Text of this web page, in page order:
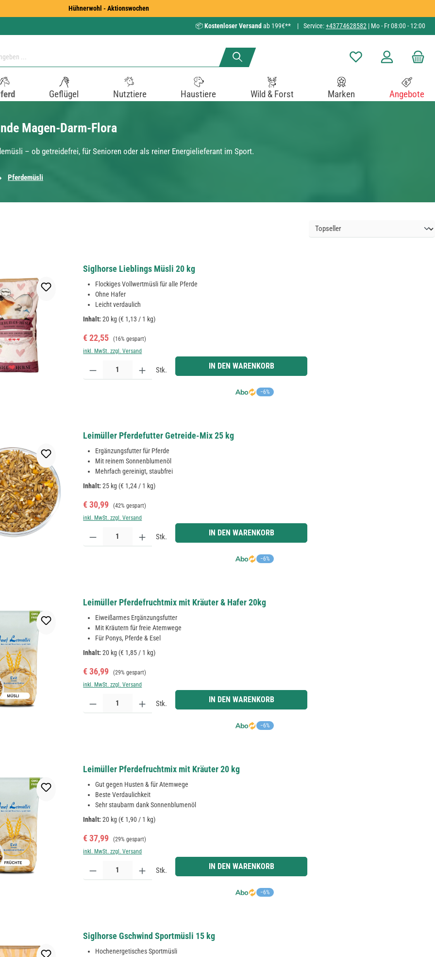
Hühnerwohl - Aktionswochen
📦Kostenloser Versand ab 199€** | Service:+43774628582 | Mo - Fr 08:00 - 12:00
Du hast 0 Produkte auf
Geflügel Nutztiere Haustiere Wild & Forst Marken Angebote
Magen-Darm-Flora
– ob getreidefrei, für Senioren oder als reiner Energielieferant im Sport.
Pferdemüsli
Siglhorse Lieblings Müsli 20 kg
Flockiges Vollwertmüsli für alle Pferde
Ohne Hafer
Leicht verdaulich
Inhalt:20 kg (€ 1,13 / 1 kg)
Verkaufspreis:
€ 22,55 Regulärer Preis:
(16% gespart)
inkl. MwSt. zzgl. Versand
−6%
Produkt Anzahl: Gib den gewünschten Wert ein oder benutze die Schaltflächen um die Anzahl zu erhöhen oder zu reduzieren.
Stk. IN DEN WARENKORB
Leimüller Pferdefutter Getreide-Mix 25 kg
Ergänzungsfutter für Pferde
Mit reinem Sonnenblumenöl
Mehrfach gereinigt, staubfrei
Inhalt:25 kg (€ 1,24 / 1 kg)
Verkaufspreis:
€ 30,99 Regulärer Preis:
(42% gespart)
inkl. MwSt. zzgl. Versand
−6%
Produkt Anzahl: Gib den gewünschten Wert ein oder benutze die Schaltflächen um die Anzahl zu erhöhen oder zu reduzieren.
Stk. IN DEN WARENKORB
Leimüller Pferdefruchtmix mit Kräuter & Hafer 20kg
Eiweißarmes Ergänzungsfutter
Mit Kräutern für freie Atemwege
Für Ponys, Pferde & Esel
Inhalt:20 kg (€ 1,85 / 1 kg)
Verkaufspreis:
€ 36,99 Regulärer Preis:
(29% gespart)
inkl. MwSt. zzgl. Versand
−6%
Produkt Anzahl: Gib den gewünschten Wert ein oder benutze die Schaltflächen um die Anzahl zu erhöhen oder zu reduzieren.
Stk. IN DEN WARENKORB
Leimüller Pferdefruchtmix mit Kräuter 20 kg
Gut gegen Husten & für Atemwege
Beste Verdaulichkeit
Sehr staubarm dank Sonnenblumenöl
Inhalt:20 kg (€ 1,90 / 1 kg)
Verkaufspreis:
€ 37,99 Regulärer Preis:
(29% gespart)
inkl. MwSt. zzgl. Versand
−6%
Produkt Anzahl: Gib den gewünschten Wert ein oder benutze die Schaltflächen um die Anzahl zu erhöhen oder zu reduzieren.
Stk. IN DEN WARENKORB
Siglhorse Gschwind Sportmüsli 15 kg
Hochenergetisches Sportmüsli